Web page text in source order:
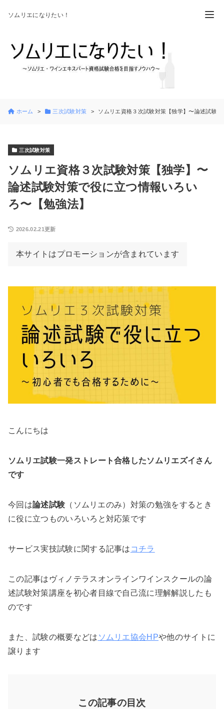
ソムリエになりたい！
ホーム 三次試験対策 ソムリエ資格３次試験対策【独学】〜論述試験
三次試験対策
ソムリエ資格３次試験対策【独学】〜
論述試験対策で役に立つ情報いろい
ろ〜【勉強法】
2026.02.21更新
本サイトはプロモーションが含まれています
こんにちは
ソムリエ試験一発ストレート合格したソムリエズイさん
です
今回は論述試験 （ソムリエのみ）対策の勉強をするとき
に役に立つものいろいろと対応策です
サービス実技試験に関する記事は コチラ
この記事はヴィノテラスオンラインワインスクールの論
述試験対策講座を初心者目線で自己流に理解解説したも
のです
また、試験の概要などは ソムリエ協会HPや他のサイトに
譲ります
この記事の目次